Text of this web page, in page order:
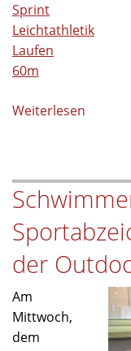
Sprint
Leichtathletik
Laufen
60m
Weiterlesen
der
Am
Mittwoch,
dem